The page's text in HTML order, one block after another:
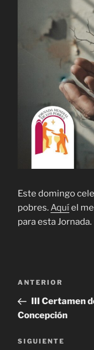
Este domingo
pobres. Aquíel
para esta Jornada.
Navegación
entradas
Entrada
anterior:
ANTERIOR
III Certamen
Concepción
Siguiente
SIGUIENTE